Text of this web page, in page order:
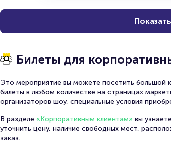
Билеты для
Это мероприятие вы можете посетить большой
билеты в любом количестве на страницах
организаторов шоу, специальные условия
В разделе «Корпоративным клиентам» вы
уточнить цену, наличие свободных мест,
заказ.